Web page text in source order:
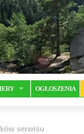
OGŁOSZENIA
serwisu